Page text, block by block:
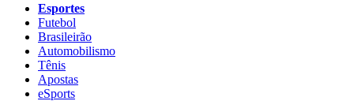
Esportes
Futebol
Brasileirão
Automobilismo
Tênis
Apostas
eSports